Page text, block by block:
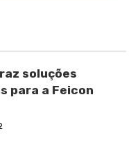
soluções
para a Feicon